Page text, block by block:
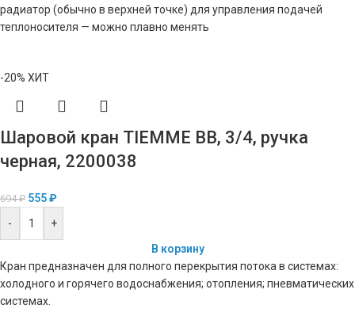
радиатор (обычно в верхней точке) для управления подачей
теплоносителя — можно плавно менять
-20% ХИТ
Шаровой кран TIEMME ВВ, 3/4, ручка
черная, 2200038
694₽ 555₽
-
+
В корзину
Кран предназначен для полного перекрытия потока в системах:
холодного и горячего водоснабжения; отопления; пневматических
системах.